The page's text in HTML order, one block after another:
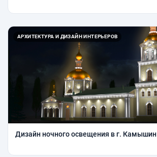
АРХИТЕКТУРА И ДИЗАЙН ИНТЕРЬЕРОВ
Дизайн ночного освещения в г. Камышин